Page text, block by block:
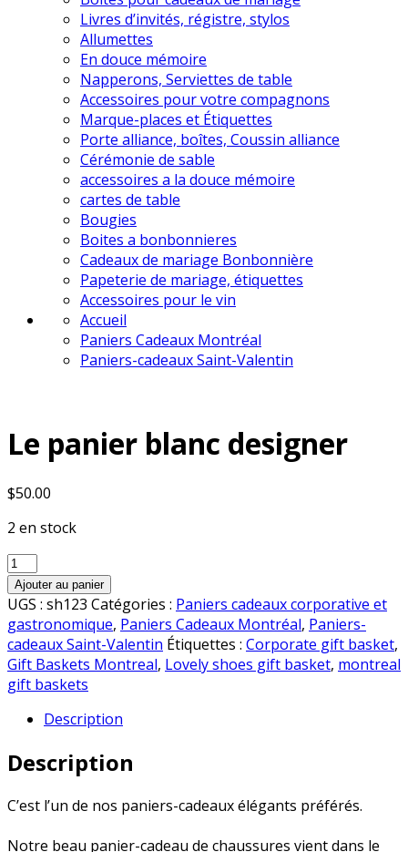
Livres d’invités, régistre, stylos
Allumettes
En douce mémoire
Napperons, Serviettes de table
Accessoires pour votre compagnons
Marque-places et Étiquettes
Porte alliance, boîtes, Coussin alliance
Cérémonie de sable
accessoires a la douce mémoire
cartes de table
Bougies
Boites a bonbonnieres
Cadeaux de mariage Bonbonnière
Papeterie de mariage, étiquettes
Accessoires pour le vin
Accueil
Paniers Cadeaux Montréal
Paniers-cadeaux Saint-Valentin
Le panier blanc designer
$50.00
2 en stock
quantité
de
Le
panier
blanc
designer
Ajouter au panier
UGS : sh123 Catégories : Paniers cadeaux corporative et
gastronomique, Paniers Cadeaux Montréal, Paniers-
cadeaux Saint-Valentin Étiquettes : Corporate gift basket,
Gift Baskets Montreal, Lovely shoes gift basket, montreal
gift baskets
Description
Description
C’est l’un de nos paniers-cadeauxélégants préférés.
Notre beau panier-cadeau de chaussures vientdans le